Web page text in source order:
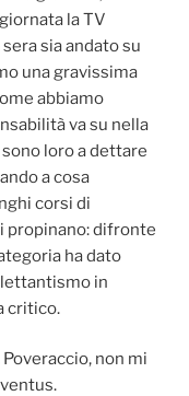
la TV
sia andato su
una gravissima
abbiamo
va su nella
loro a dettare
a cosa
corsi di
propinano: difronte
ha dato
in
critico.
non mi